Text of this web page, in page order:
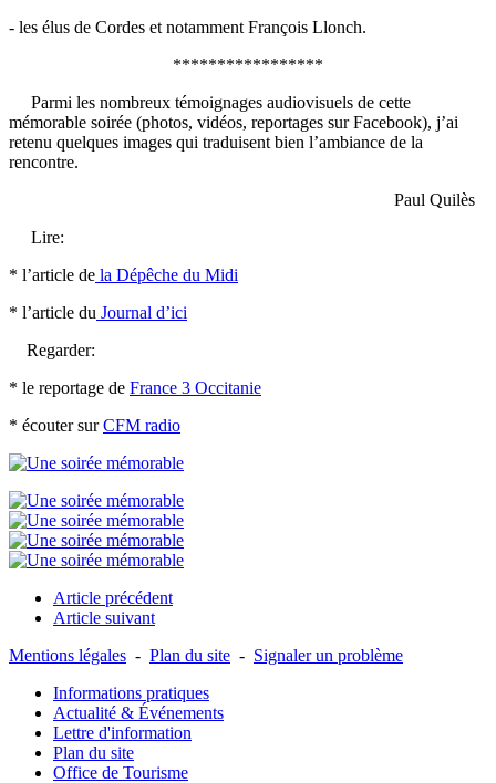
- les élus de Cordes et notamment François Llonch.
*****************
Parmi les nombreux témoignages audiovisuels de cette
mémorable soirée (photos, vidéos, reportages sur Facebook), j’ai
retenu quelques images qui traduisent bien l’ambiance de la
rencontre.
Paul Quilès
Lire:
* l’article de la Dépêche du Midi
* l’article du Journal d’ici
Regarder:
* le reportage de France 3 Occitanie
* écouter surCFM radio
Article précédent
Article suivant
Mentions légales - Plan du site - Signaler un problème
Informations pratiques
Actualité & Événements
Lettre d'information
Plan du site
Office de Tourisme